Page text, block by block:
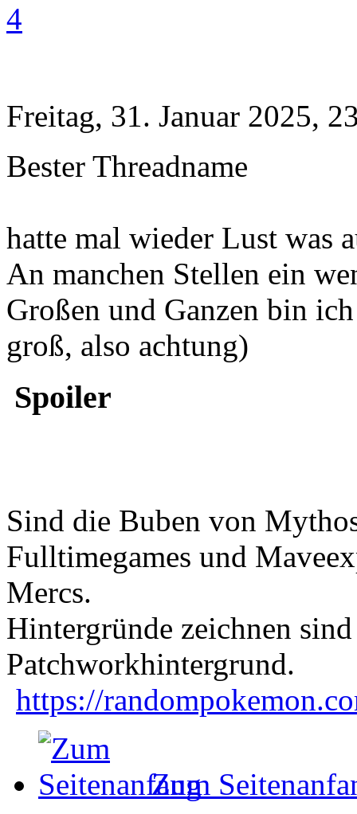
4
Freitag, 31. Januar 2025,
Bester Threadname
hatte mal wieder Lust was
An manchen Stellen ein
Großen und Ganzen bin
groß, also achtung)
Spoiler
Sind die Buben von
Fulltimegames und
Mercs.
Hintergründe zeichnen
Patchworkhintergrund.
https://
Zum